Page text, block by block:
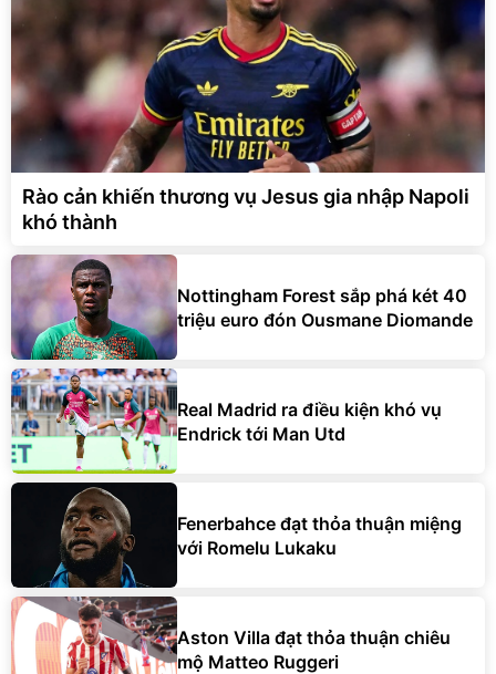
Rào cản khiến thương vụ Jesus gia nhập Napoli
khó thành
Nottingham Forest sắp phá két 40
triệu euro đón Ousmane Diomande
Real Madrid ra điều kiện khó vụ
Endrick tới Man Utd
Fenerbahce đạt thỏa thuận miệng
với Romelu Lukaku
Aston Villa đạt thỏa thuận chiêu
mộ Matteo Ruggeri